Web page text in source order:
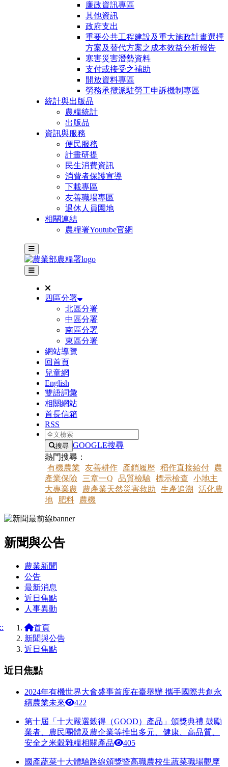
廉政資訊專區
其他資訊
政府支出
重要公共工程建設及重大施政計畫選擇
方案及替代方案之成本效益分析報告
寒害災害潛勢資料
支付或接受之補助
開放資料專區
勞務承攬派駐勞工申訴機制專區
統計與出版品
農糧統計
出版品
資訊與服務
便民服務
計畫研提
民生消費資訊
消費者保護宣導
下載專區
友善職場專區
退休人員園地
相關連結
農糧署Youtube官網
主選單
其他網站選單
四區分署
北區分署
中區分署
南區分署
東區分署
網站導覽
回首頁
兒童網
English
雙語詞彙
相關網站
首長信箱
RSS
全文檢索
搜尋 GOOGLE搜尋
熱門搜尋：
有機農業
友善耕作 產銷履歷 稻作直接給付
農
產業保險
三章一Q 品質檢驗 標示檢查
小地主
大專業農
農產業天然災害救助 生產追溯
活化農
地
肥料 農機
新聞與公告
農業新聞
公告
最新消息
近日焦點
人事異動
首頁
新聞與公告
近日焦點
近日焦點
2024年有機世界大會盛事首度在臺舉辦 攜手國際共創永
續農業未來
422
第十屆「十大嚴選穀得（GOOD）產品」頒獎典禮 鼓勵
業者、農民團體及農企業等推出多元、健康、高品質、
安全之米穀雜糧相關產品
405
國產蔬菜十大體驗路線頒獎暨高職農校生蔬菜職場觀摩